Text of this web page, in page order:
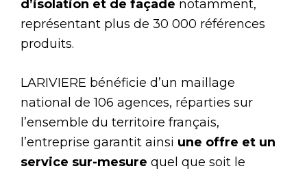
d’isolation et de façade notamment,
représentant plus de 30 000 références
produits.
LARIVIERE bénéficie d’un maillage
national de 106 agences, réparties sur
l’ensemble du territoire français,
l’entreprise garantit ainsi une offre et un
service sur-mesure quel que soit le